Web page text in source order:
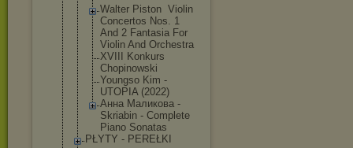
Walter Piston ‎ Violin
Concertos Nos. 1
And 2 Fantasia For
Violin And Orchestra
XVIII Konkurs
Chopinowski
Youngso Kim -
UTOPIA (2022)
Анна Маликова -
Skriabin - Complete
Piano Sonatas
PŁYTY - PEREŁKI